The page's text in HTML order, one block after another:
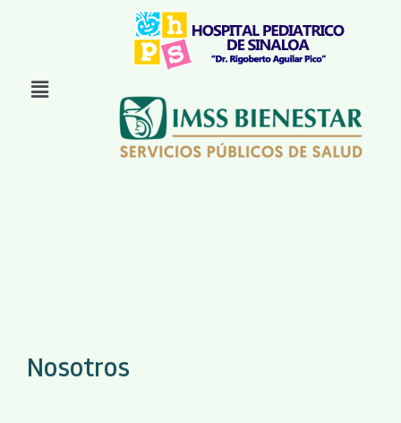
Nosotros